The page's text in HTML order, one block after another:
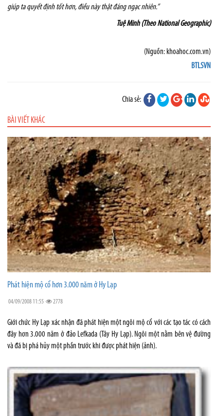
giúp ta quyết định tốt hơn, điều này thật đáng ngạc nhiên.”
Tuệ Minh (Theo National Geographic)
(Nguồn: khoahoc.com.vn)
BTLSVN
Chia sẻ:
BÀI VIẾT KHÁC
Phát hiện mộ cổ hơn 3.000 năm ở Hy Lạp
04/09/2008 11:55 2778
Giới chức Hy Lạp xác nhận đã phát hiện một ngôi mộ cổ với các tạo tác có cách
đây hơn 3.000 năm ở đảo Lefkada (Tây Hy Lạp). Ngôi một nằm bên vệ đường
và đã bị phá hủy một phần trước khi được phát hiện (ảnh).